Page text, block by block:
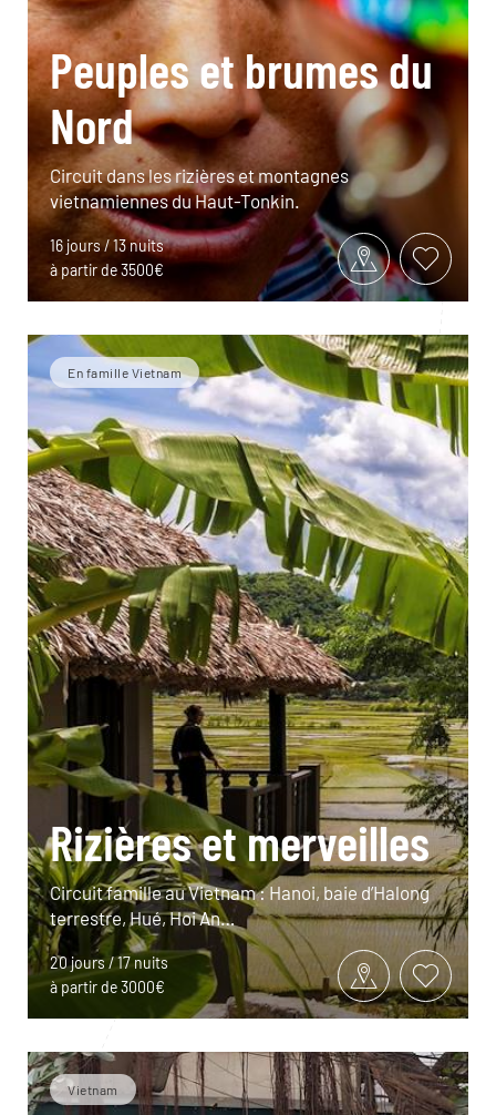
Peuples et brumes du
Nord
Circuit dans les rizières et montagnes
vietnamiennes du Haut-Tonkin.
16 jours / 13 nuits
à partir de 3500€
En famille Vietnam
Rizières et merveilles
Circuit famille au Vietnam : Hanoi, baie d’Halong
terrestre, Hué, Hoi An…
20 jours / 17 nuits
à partir de 3000€
Vietnam